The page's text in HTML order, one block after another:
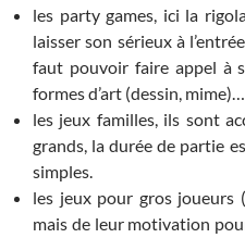
les party games, ici la
laisser son sérieux à
faut pouvoir faire appel à
formes d’art (dessin, mime)…
les jeux familles, ils sont
grands, la durée de partie
simples.
les jeux pour gros joueurs
mais de leur motivation